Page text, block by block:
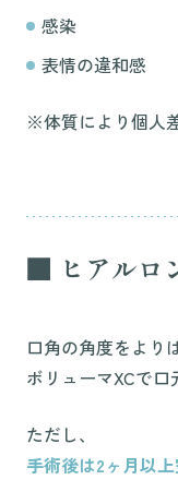
感染
表情の違和感
※体質により個人
■ ヒアルロ
口角の角度をより
ボリューマXCで口
ただし、
手術後は2ヶ月以